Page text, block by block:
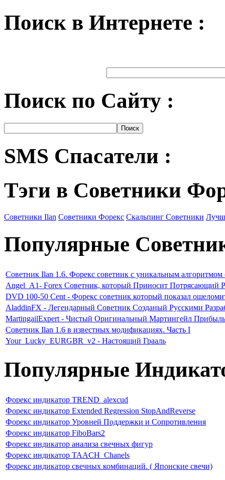
Поиск в Интернете :
Поиск по Сайту :
SMS Спасатели :
Тэги в Советники
Советники Ilan Советники Форекс Скальпинг Советники
Популярные
Советник Ilan 1.6. Форекс советник с уникальным
Angel_A1- Forex Советник, который Приносит Потрясающий
DVD 100-50 Cent - Форекс советник который показал
AladdinFX - Легендарный Советник Созданый Русскими
MartingailExpert - Чистый Оригинальный Мартингейл
Советник Ilan 1.6 в известных модификациях. Часть I
Your_Lucky_EURGBR_v2 - Настоящий Грааль
Популярные
Форекс индикатор TREND_alexcud
Форекс индикатор Extended Regression StopAndReverse
Форекс индикатор Уровней Поддержки и Сопротивления
Форекс индикатор FiboBars2
Форекс индикатор анализа свечных фигур
Форекс индикатор TAACH_Chanels
Форекс индикатор свечных комбинаций. ( Японские свечи)